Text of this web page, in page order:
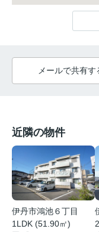
メールで共有す
近隣の物件
伊丹市鴻池６丁目
1LDK (51.90㎡)